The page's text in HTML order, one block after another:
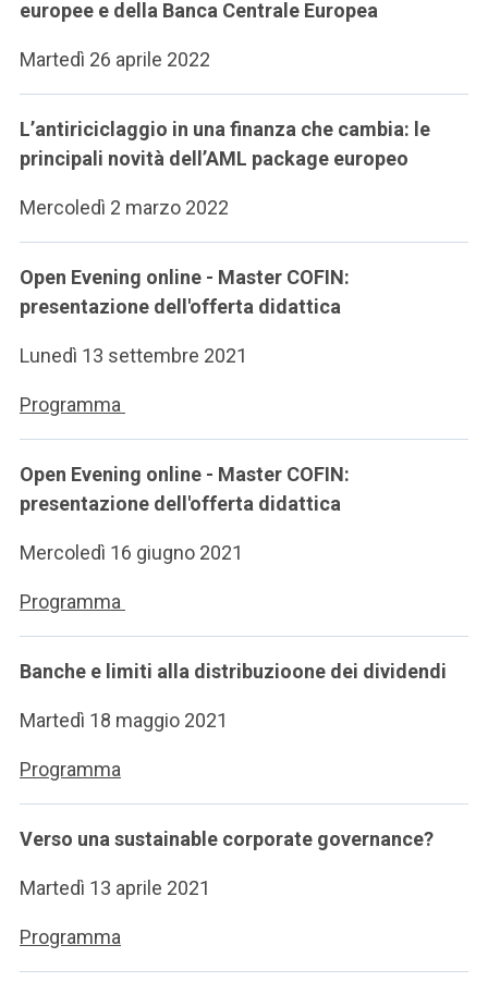
europee e della Banca Centrale Europea
Martedì 26 aprile 2022
L’antiriciclaggio in una finanza che cambia: le
principali novità dell’AML package europeo
Mercoledì 2 marzo 2022
Open Evening online - Master COFIN:
presentazione dell'offerta didattica
Lunedì 13 settembre 2021
Programma
Open Evening online - Master COFIN:
presentazione dell'offerta didattica
Mercoledì 16 giugno 2021
Programma
Banche e limiti alla distribuzioone dei dividendi
Martedì 18 maggio 2021
Programma
Verso una sustainable corporate governance?
Martedì 13 aprile 2021
Programma